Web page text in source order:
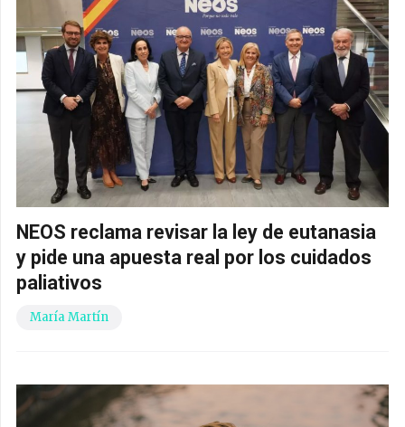
NEOS reclama revisar la ley de eutanasia
y pide una apuesta real por los cuidados
paliativos
María Martín